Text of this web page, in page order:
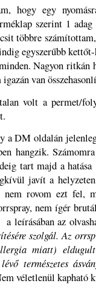
hogy egy
szerint 1
többre
egyszerűbb
Nagyon ritkán
van
volt a permet/
a DM oldalán
hangzik.
tart majd a
javít a
rovom ezt fel,
nem ígér
leírásában az
szolgál. Az
miatt)
természetes
véletlenül kapható